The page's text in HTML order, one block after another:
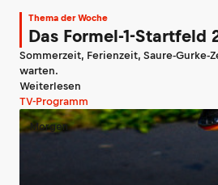
Thema der Woche
Das Formel-1-Startfeld
Sommerzeit, Ferienzeit, Saure-
warten.
Weiterlesen
TV-Programm
Morgen